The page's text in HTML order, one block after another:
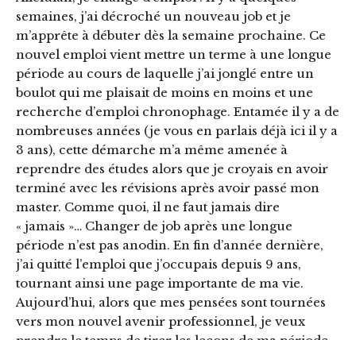
semaines, j’ai décroché un nouveau job et je
m’apprête à débuter dès la semaine prochaine. Ce
nouvel emploi vient mettre un terme à une longue
période au cours de laquelle j’ai jonglé entre un
boulot qui me plaisait de moins en moins et une
recherche d’emploi chronophage. Entamée il y a de
nombreuses années (je vous en parlais déjà ici il y a
3 ans), cette démarche m’a même amenée à
reprendre des études alors que je croyais en avoir
terminé avec les révisions après avoir passé mon
master. Comme quoi, il ne faut jamais dire
« jamais »… Changer de job après une longue
période n’est pas anodin. En fin d’année dernière,
j’ai quitté l’emploi que j’occupais depuis 9 ans,
tournant ainsi une page importante de ma vie.
Aujourd’hui, alors que mes pensées sont tournées
vers mon nouvel avenir professionnel, je veux